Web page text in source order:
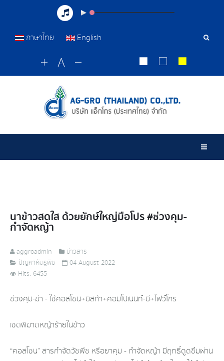
ภาษาไทย English
นาข้าวสดใส ด้วยยักษ์ใหญ่มือโปร #ช่วงคุม-
กำจัดหญ้า
aggroadmin
ข่าวสาร
ปัญหาศัตรูพืช
04 August 2022
Hits: 6455
ช่วงคุม-ฆ่า - ใช้คอสโซน+บิสก้า+คอมโปเนนท์-บี+ไฟว์โกร
เซตพิฆาตหญ้าร้ายในข้าว
“คอสโซน” สารกำจัดวัชพืช หรือยาคุม - กำจัดหญ้า มีฤทธิ์ดูดซึมผ่าน